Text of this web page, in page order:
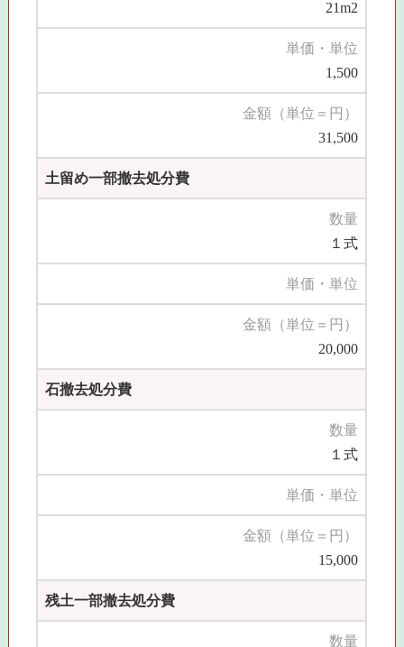
21m2
単価・単位
1,500
金額（単位＝円）
31,500
土留め一部撤去処分費
数量
１式
単価・単位
金額（単位＝円）
20,000
石撤去処分費
数量
１式
単価・単位
金額（単位＝円）
15,000
残土一部撤去処分費
数量